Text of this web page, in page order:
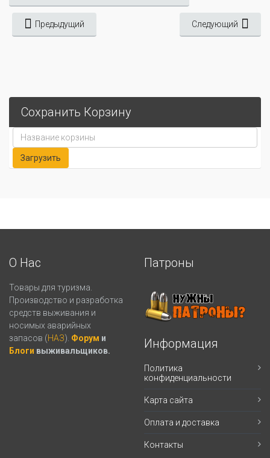
Предыдущий Следующий
Сохранить Корзину
О Нас
Товары для туризма.
Производство и разработка
средств выживания и
носимых аварийных
запасов (НАЗ). Форум и
Блоги выживальщиков.
Патроны
Информация
Политика
конфиденциальности
Карта сайта
Оплата и доставка
Контакты